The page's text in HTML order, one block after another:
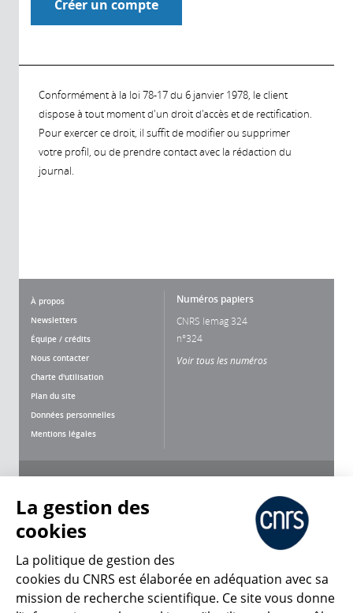
Conformément à la loi 78-17 du 6 janvier 1978, le client
dispose à tout moment d'un droit d'accès et de rectification.
Pour exercer ce droit, il suffit de modifier ou supprimer
votre profil, ou de prendre contact avec la rédaction du
journal.
À propos
Newsletters
Équipe / crédits
Nous contacter
Charte d'utilisation
Plan du site
Données personnelles
Mentions légales
Numéros papiers
CNRS lemag 324
n°324
Voir tous les numéros
CNRS Le Mag
La gestion des
cookies
La politique de gestion des
cookies du CNRS est élaborée en adéquation avec sa
mission de recherche scientifique. Ce site vous donne